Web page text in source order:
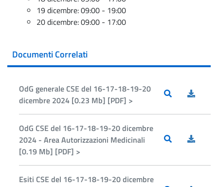
19 dicembre: 09:00 - 19:00
20 dicembre: 09:00 - 17:00
Documenti Correlati
OdG generale CSE del 16-17-18-19-20
dicembre 2024 [0.23 Mb] [PDF] >
OdG CSE del 16-17-18-19-20 dicembre
2024 - Area Autorizzazioni Medicinali
[0.19 Mb] [PDF] >
Esiti CSE del 16-17-18-19-20 dicembre